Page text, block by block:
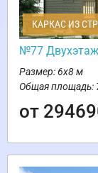
КАРКАС ИЗ
№77
Размер: 6х8 м
Общая площадь:
от